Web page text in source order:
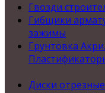
Гвозди
Гибщики
зажимы
Грунтовка
Диски отрезные